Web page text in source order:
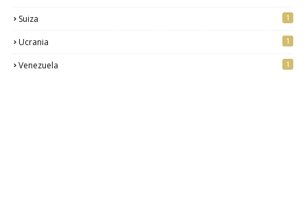
Suiza
1
Ucrania 1
Venezuela 1